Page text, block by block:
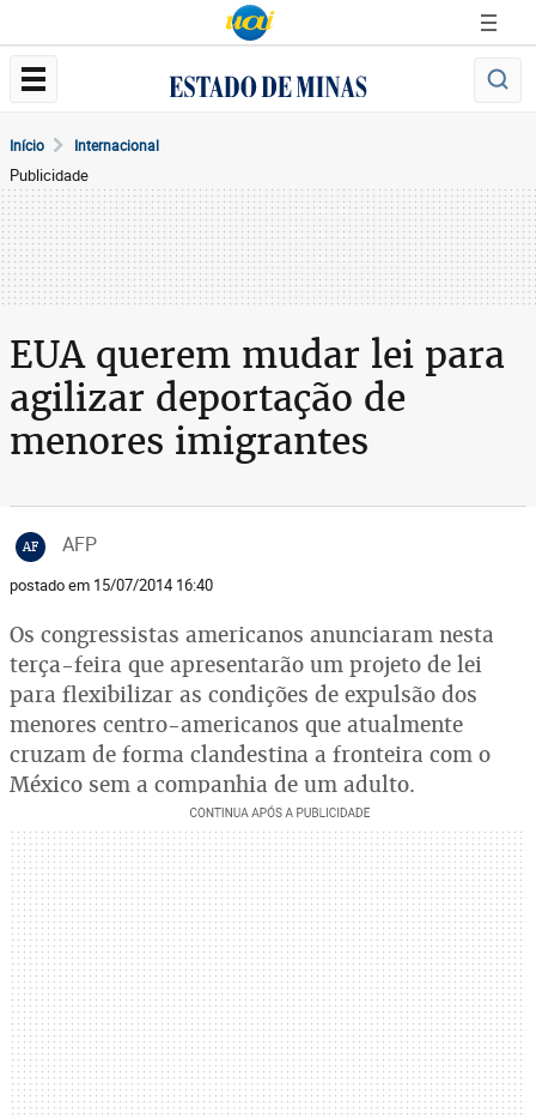
Início Internacional
Publicidade
EUA querem mudar lei para
agilizar deportação de
menores imigrantes
AF AFP
postado em 15/07/2014 16:40
Os congressistas americanos anunciaram nesta
terça-feira que apresentarão um projeto de lei
para flexibilizar as condições de expulsão dos
menores centro-americanos que atualmente
cruzam de forma clandestina a fronteira com o
México sem a companhia de um adulto.